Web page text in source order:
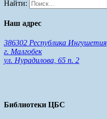
Найти:
Наш адрес
386302 Республика Ингушетия
г. Малгобек
ул. Нурадилова, 65 п. 2
Библиотеки ЦБС